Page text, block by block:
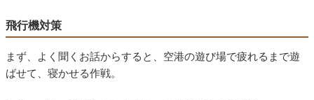
飛行機対策
まず、よく聞くお話からすると、空港の遊び場で疲れるまで遊
ばせて、寝かせる作戦。